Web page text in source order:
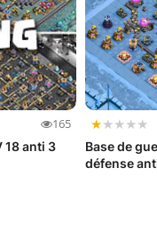
165
18 anti 3
★★★★★
Base de
défense